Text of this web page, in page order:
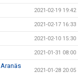
2021-02-19 19:42
2021-02-17 16:33
2021-02-10 15:30
2021-01-31 08:00
2021-01-28 20:05